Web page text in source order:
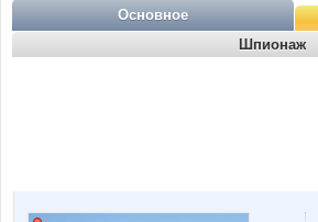
Основное
Шпионаж